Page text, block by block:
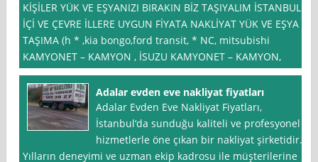
KİŞİLER YÜK VE EŞYANIZI BIRAKIN BİZ TAŞIYALIM İSTANBUL
İÇİ VE ÇEVRE İLLERE UYGUN FİYATA NAKLİYAT YÜK VE EŞYA
TAŞIMA (h * ,kia bongo,ford transit, * NC, mitsubishi
KAMYONET – KAMYON , İSUZU KAMYONET – KAMYON,
Adalar evden eve nakliyat fiyatları
Adalar Evden Eve Nakliyat Fiyatları,
İstanbul‘da sunduğu kaliteli ve profesyonel
hizmetlerle öne çıkan bir nakliyat şirketidir.
Yılların deneyimi ve uzman ekip kadrosu ile müşterilerine